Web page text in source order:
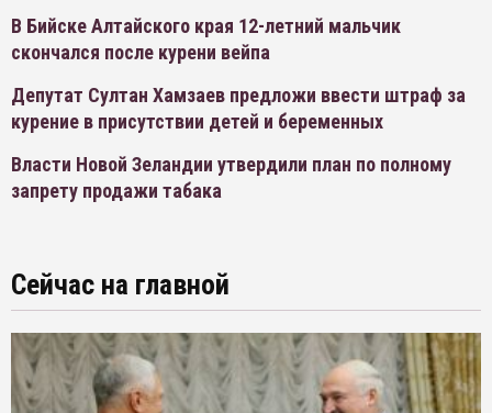
В Бийске Алтайского края 12-летний мальчик
скончался после курени вейпа
Депутат Султан Хамзаев предложи ввести штраф за
курение в присутствии детей и беременных
Власти Новой Зеландии утвердили план по полному
запрету продажи табака
Сейчас на главной